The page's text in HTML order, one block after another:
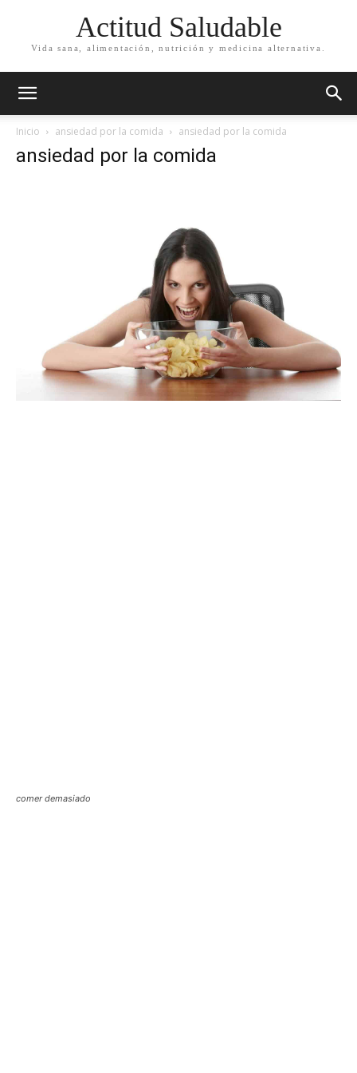
Actitud Saludable
Vida sana, alimentación, nutrición y medicina alternativa.
Inicio ansiedad por la comida ansiedad por la comida
ansiedad por la comida
comer demasiado